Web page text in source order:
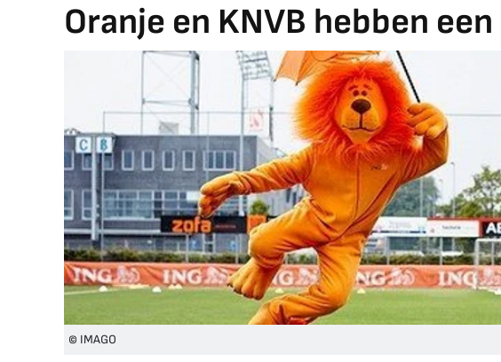
Oranje en KNVB hebben
© IMAGO